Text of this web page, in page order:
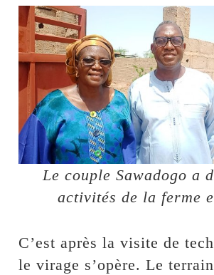
Le couple Sawadogo a
activités de la ferme
C’est après la visite de
le virage s’opère. Le